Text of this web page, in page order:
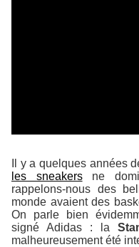
Il y a quelques années
les sneakersne
rappelons-nous des
monde avaient des
On parle bien
signé Adidas : la
malheureusement été